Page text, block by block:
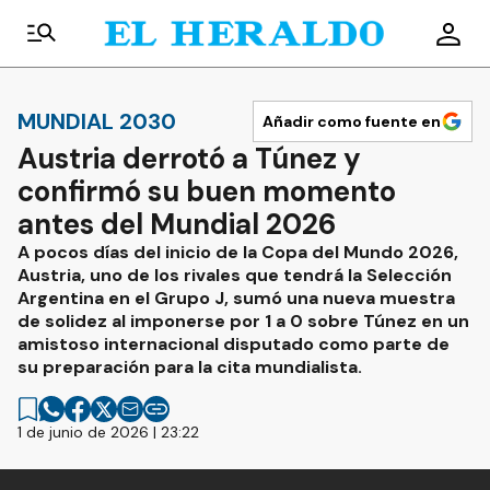
MUNDIAL 2030 Añadir como fuente en
Austria derrotó a Túnez y
confirmó su buen momento
antes del Mundial 2026
A pocos días del inicio de la Copa del Mundo 2026,
Austria, uno de los rivales que tendrá la Selección
Argentina en el Grupo J, sumó una nueva muestra
de solidez al imponerse por 1 a 0 sobre Túnez en un
amistoso internacional disputado como parte de
su preparación para la cita mundialista.
1 de junio de 2026 | 23:22